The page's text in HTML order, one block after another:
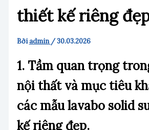
thiết kế riêng
Bởiadmin /30.03.2026
1. Tầm quan trọng
nội thất và mục tiêu
các mẫu lavabo solid
kế riêng đẹp.